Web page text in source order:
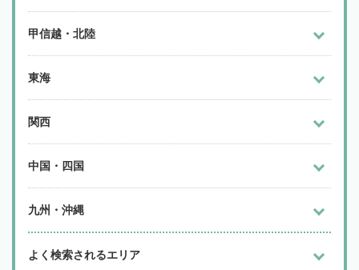
甲信越・北陸
東海
関西
中国・四国
九州・沖縄
よく検索されるエリア